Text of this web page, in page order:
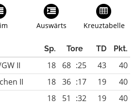
Auswärts Kreuztabelle
Sp. Tore TD Pkt.
II 18 68 :25 43
40
II 18 36 :17 19
40
18 51 :32 19
40